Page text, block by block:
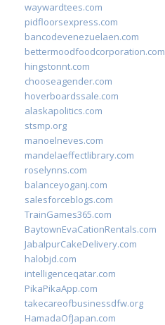
waywardtees.com
pidfloorsexpress.com
bancodevenezuelaen.com
bettermoodfoodcorporation.com
hingstonnt.com
chooseagender.com
hoverboardssale.com
alaskapolitics.com
stsmp.org
manoelneves.com
mandelaeffectlibrary.com
roselynns.com
balanceyoganj.com
salesforceblogs.com
TrainGames365.com
BaytownEvaCationRentals.com
JabalpurCakeDelivery.com
halobjd.com
intelligenceqatar.com
PikaPikaApp.com
takecareofbusinessdfw.org
HamadaOfJapan.com